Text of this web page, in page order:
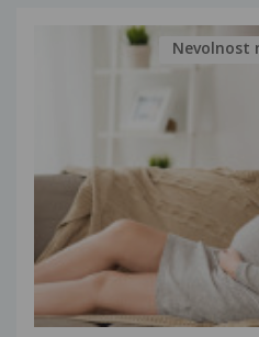
Nevolnost